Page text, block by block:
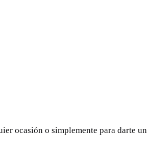
ocasión o simplemente para darte